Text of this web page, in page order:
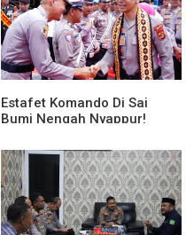
Estafet Komando Di Sai
Bumi Nengah Nyappur!
Dan Penyerahan Tunggul
Kesatuan Polres Tulang
Bawang Berlangsung
Spektakuler